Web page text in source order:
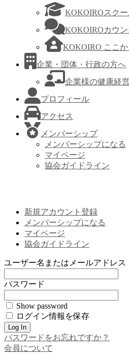
KOKOIROスク
KOKOIROカウ
KOKOIRO ここか
企業・団体・行政の方へ
企業様の健康経営
プロフィール
アクセス
メンバーシップ
メンバーシップになる
マイページ
協会ガイドライン
新規アカウント登録
メンバーシップになる
マイページ
協会ガイドライン
ユーザー名またはメールアドレス
パスワード
Show password
ログイン情報を保存
パスワードをお忘れですか？
会員について